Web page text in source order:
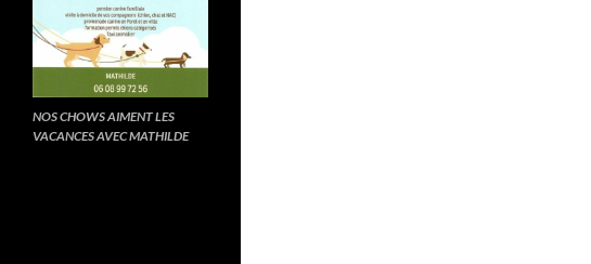
NOS CHOWS AIMENT LES
VACANCES AVEC MATHILDE